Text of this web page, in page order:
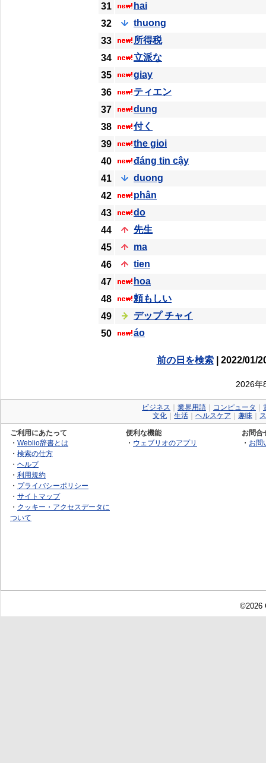
31
hai
32
thuong
33
所得税
34
立派な
35
giay
36
ティエン
37
dung
38
付く
39
the gioi
40
đáng tin cậy
41
duong
42
phân
43
do
44
先生
45
ma
46
tien
47
hoa
48
頼もしい
49
デップ チャイ
50
áo
前の日を検索| 2022/01/
2026年
ビジネス 業界用語 コンピュータ
文化
生活 ヘルスケア 趣味
ご利用にあたって
・ Weblio辞書とは
・ 検索の仕方
・ ヘルプ
・ 利用規約
・ プライバシーポリシー
・ サイトマップ
・ クッキー・アクセスデータに
ついて
便利な機能
・ ウェブリオのアプリ
お問合
・ お問
©2026